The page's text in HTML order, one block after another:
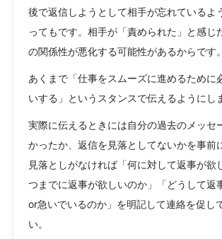
後で返信しようとして相手が忘れているよ
ってもです。相手が「責められた」と感じ
の関係性が悪化する可能性があるからです。
あくまで「仕事をスムーズに進めるために
いする」というスタンスで伝えるようにし
実際に伝えるときには自分の過去のメッセ
かったか、返信を見落としてないかを事前
見落としがなければ「何に対して返事が欲
つまでに返事が欲しいのか」「どうして返
or急いでいるのか」を明記して連絡を促し
い。